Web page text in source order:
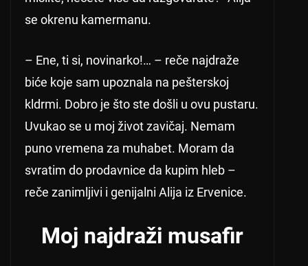
se okrenu kamermanu.
– Ene, ti si, novinarko!… – reče najdraže
biće koje sam upoznala na pešterskoj
kldrmi. Dobro je što ste došli u ovu pustaru.
Uvukao se u moj život zavičaj. Nemam
puno vremena za muhabet. Moram da
svratim do prodavnice da kupim hleb –
reče zanimljivi i genijalni Alija iz Ervenice.
Moj najdraži musafir